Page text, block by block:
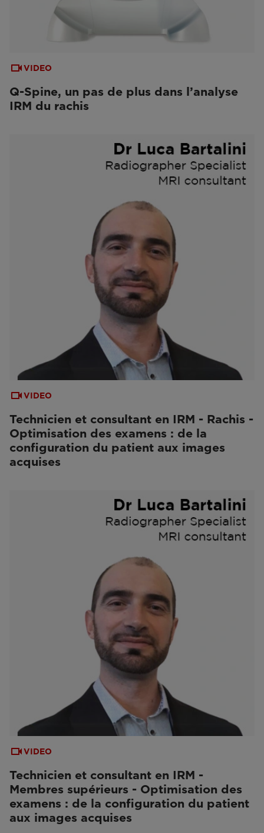
VIDEO
Q-Spine, un pas de plus dans l’analyse
IRM du rachis
VIDEO
Technicien et consultant en IRM - Rachis -
Optimisation des examens : de la
configuration du patient aux images
acquises
VIDEO
Technicien et consultant en IRM -
Membres supérieurs - Optimisation des
examens : de la configuration du patient
aux images acquises